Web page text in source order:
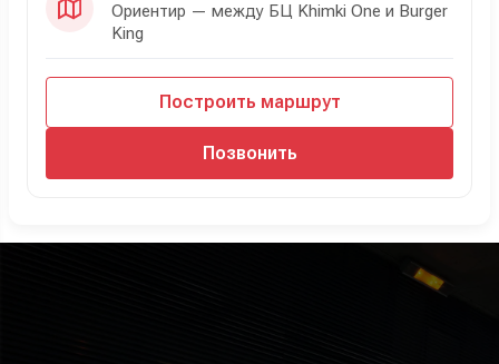
Ориентир — между БЦ Khimki One и Burger
King
Построить маршрут
Позвонить